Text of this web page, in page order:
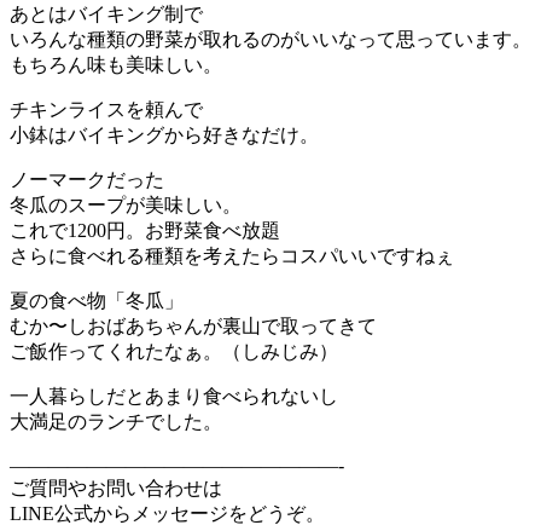
あとはバイキング制で
いろんな種類の野菜が取れるのがいいなって思っています。
もちろん味も美味しい。
チキンライスを頼んで
小鉢はバイキングから好きなだけ。
ノーマークだった
冬瓜のスープが美味しい。
これで1200円。お野菜食べ放題
さらに食べれる種類を考えたらコスパいいですねぇ
夏の食べ物「冬瓜」
むか〜しおばあちゃんが裏山で取ってきて
ご飯作ってくれたなぁ。（しみじみ）
一人暮らしだとあまり食べられないし
大満足のランチでした。
—————————————————-
ご質問やお問い合わせは
LINE公式からメッセージをどうぞ。